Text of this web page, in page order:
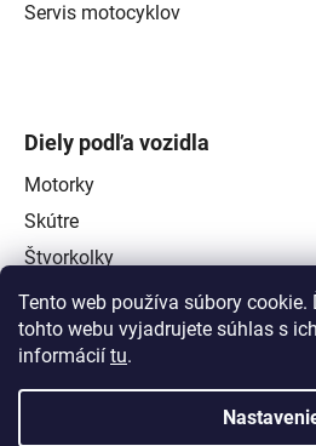
Tento web používa súbory
tohto webu vyjadrujete súhlas s
informácií tu.
Servis motocyklov
Diely podľa vozidla
Motorky
Skútre
Štvorkolky